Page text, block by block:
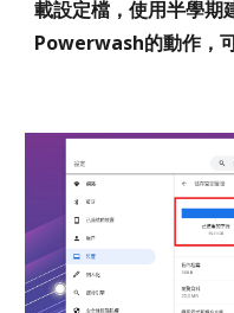
載設定檔，使用半學期
Powerwash的動作，